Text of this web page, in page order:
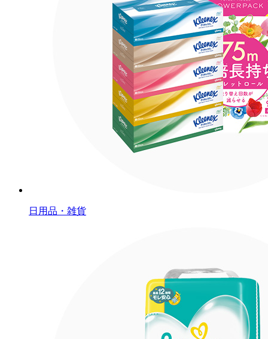
日用品・雑貨